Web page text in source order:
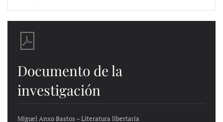
Documento de la
investigación
Miguel Anxo Bastos – Literatura libertaria